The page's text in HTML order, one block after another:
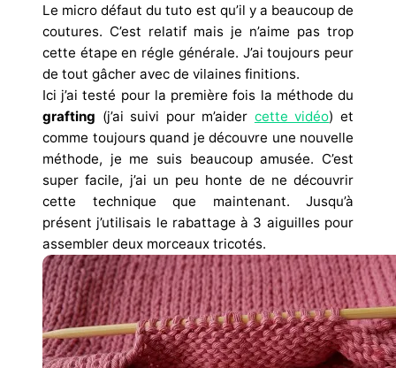
Le micro défaut du tuto est qu’il y a beaucoup de
coutures. C’est relatif mais je n’aime pas trop
cette étape en régle générale. J’ai toujours peur
de tout gâcher avec de vilaines finitions.
Ici j’ai testé pour la première fois la méthode du
grafting (j’ai suivi pour m’aider cette vidéo) et
comme toujours quand je découvre une nouvelle
méthode, je me suis beaucoup amusée. C’est
super facile, j’ai un peu honte de ne découvrir
cette technique que maintenant. Jusqu’à
présent j’utilisais le rabattage à 3 aiguilles pour
assembler deux morceaux tricotés.